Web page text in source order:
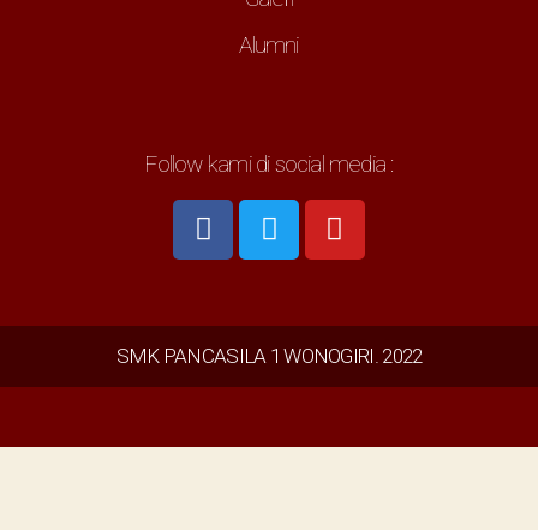
Alumni
Follow kami di social media :
SMK PANCASILA 1 WONOGIRI. 2022